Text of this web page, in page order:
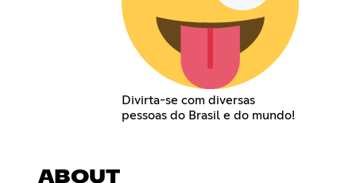
Divirta-se com diversas
pessoas do Brasil e do mundo!
ABOUT